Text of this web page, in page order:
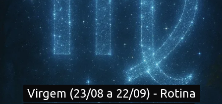
Virgem (23/08 a 22/09) - Rotina
Virgem (23/08 a 22/09) - Rotina